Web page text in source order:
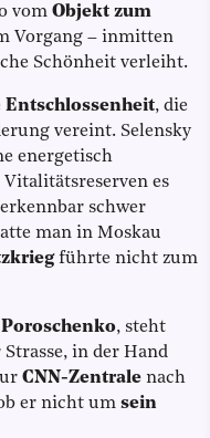
vom Objekt zum
Vorgang – inmitten
Schönheit verleiht.
Entschlossenheit, die
vereint. Selensky
energetisch
Vitalitätsreserven es
schwer
man in Moskau
führte nicht zum
, steht
in der Hand
CNN-Zentrale nach
er nicht um sein